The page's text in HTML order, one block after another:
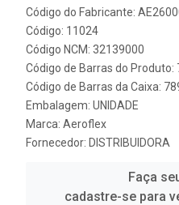
Código do Fabricante:
Código: 11024
Código NCM: 32139000
Código de Barras do Produto:
Código de Barras da Caixa:
Embalagem: UNIDADE
Marca: Aeroflex
Fornecedor: DISTRIBUIDORA
Faça
cadastre-se para